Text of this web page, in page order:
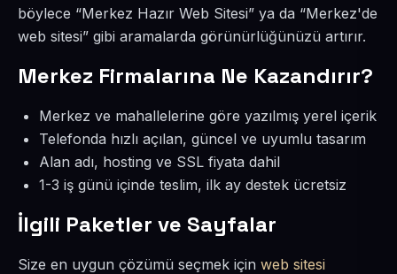
böylece “Merkez Hazır Web Sitesi” ya da “Merkez'de
web sitesi” gibi aramalarda görünürlüğünüzü artırır.
Merkez Firmalarına Ne Kazandırır?
Merkez ve mahallelerine göre yazılmış yerel içerik
Telefonda hızlı açılan, güncel ve uyumlu tasarım
Alan adı, hosting ve SSL fiyata dahil
1-3 iş günü içinde teslim, ilk ay destek ücretsiz
İlgili Paketler ve Sayfalar
Size en uygun çözümü seçmek için web sitesi